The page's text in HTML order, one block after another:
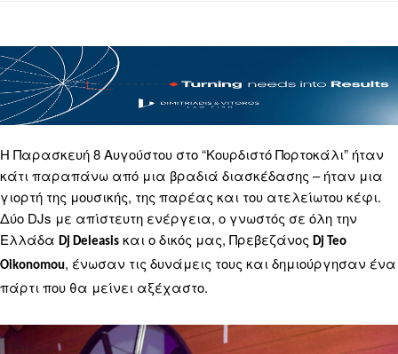
Η Παρασκευή 8 Αυγούστου στο “Κουρδιστό Πορτοκάλι” ήταν
κάτι παραπάνω από μια βραδιά διασκέδασης – ήταν μια
γιορτή της μουσικής, της παρέας και του ατελείωτου κέφι.
Δύο DJs με απίστευτη ενέργεια, ο γνωστός σε όλη την
Ελλάδα Dj Deleasis και ο δικός μας, Πρεβεζάνος Dj Teo
Oikonomou, ένωσαν τις δυνάμεις τους και δημιούργησαν ένα
πάρτι που θα μείνει αξέχαστο.